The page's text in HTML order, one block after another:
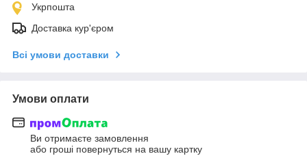
Укрпошта
Доставка кур'єром
Всі умови доставки
Умови оплати
Ви отримаєте замовлення
або гроші повернуться на вашу картку